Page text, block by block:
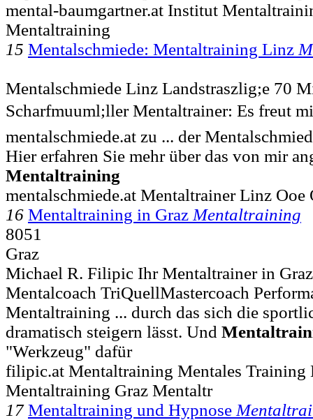
mental-baumgartner.at Institut
Mentaltraining
15 Mentalschmiede: Mentaltraining Linz
Mentalschmiede Linz Landstraszlig;e 70
Scharfmuuml;ller Mentaltrainer: Es freut
mentalschmiede.at zu ... der
Hier erfahren Sie mehr über das von mir
Mentaltraining
mentalschmiede.at Mentaltrainer Linz Ooe
16 Mentaltraining in Graz Mentaltraining
8051
Graz
Michael R. Filipic Ihr Mentaltrainer in
Mentalcoach TriQuellMastercoach
Mentaltraining ... durch das sich die
dramatisch steigern lässt. Und
"Werkzeug" dafür
filipic.at Mentaltraining Mentales Training
Mentaltraining Graz Mentaltr
17 Mentaltraining und Hypnose